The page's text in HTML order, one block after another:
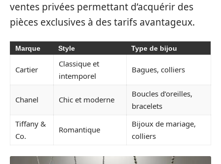
ventes privées permettant d’acquérir des
pièces exclusives à des tarifs avantageux.
Marque Style Type de bijou
Cartier
Classique et
intemporel
Bagues, colliers
Chanel Chic et moderne
Boucles d’oreilles,
bracelets
Tiffany &
Co.
Romantique
Bijoux de mariage,
colliers